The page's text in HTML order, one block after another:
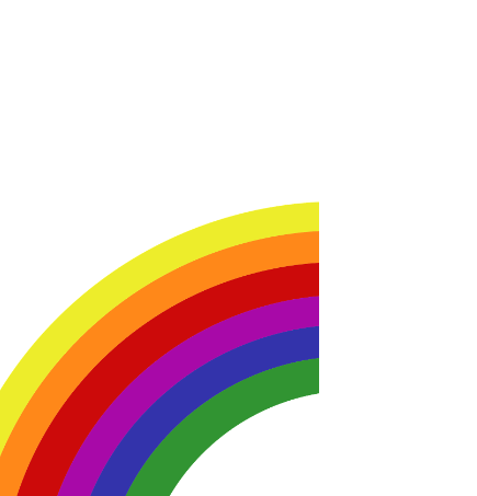
Outlook Live